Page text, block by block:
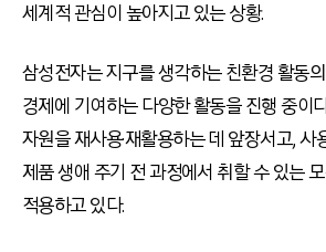
세계적 관심이 높아지고 있는 상황.
삼성전자는 지구를 생각하는 친환경 활동
경제에 기여하는 다양한 활동을 진행 중이
자원을 재사용·재활용하는 데 앞장서고, 사
제품 생애 주기 전 과정에서 취할 수 있는
적용하고 있다.